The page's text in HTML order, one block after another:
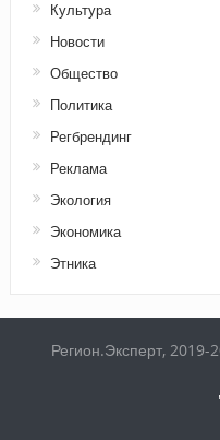
Культура
Новости
Общество
Политика
Регбрендинг
Реклама
Экология
Экономика
Этника
Регион.Эксперт,